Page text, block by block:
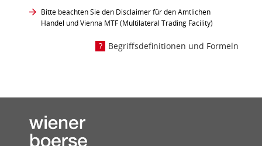
Bitte beachten Sie den Disclaimer für den Amtlichen
Handel und Vienna MTF (Multilateral Trading Facility)
Begriffsdefinitionen und Formeln